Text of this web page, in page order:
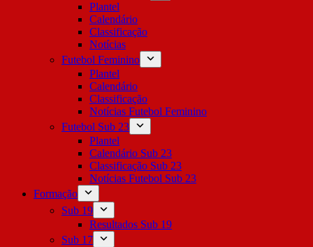
Plantel
Calendário
Classificação
Notícias
Futebol Feminino
Plantel
Calendário
Classificação
Notícias Futebol Feminino
Futebol Sub 23
Plantel
Calendário Sub 23
Classificação Sub 23
Notícias Futebol Sub 23
Formação
Sub 19
Resultados Sub 19
Sub 17